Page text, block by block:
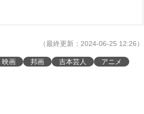
（最終更新：2024-06-25 12:26）
映画 邦画 吉本芸人
アニメ